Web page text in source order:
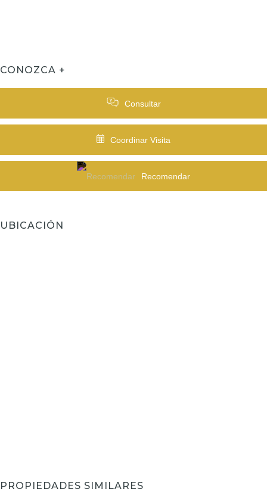
CONOZCA +
Consultar
Coordinar Visita
Recomendar
UBICACIÓN
PROPIEDADES SIMILARES